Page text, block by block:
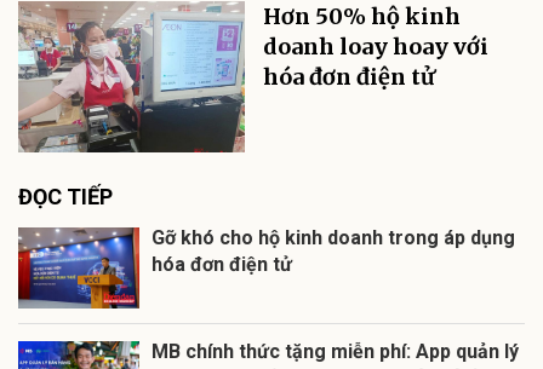
Hơn 50% hộ kinh
doanh loay hoay với
hóa đơn điện tử
ĐỌC TIẾP
Gỡ khó cho hộ kinh doanh trong áp dụng
hóa đơn điện tử
MB chính thức tặng miễn phí: App quản lý